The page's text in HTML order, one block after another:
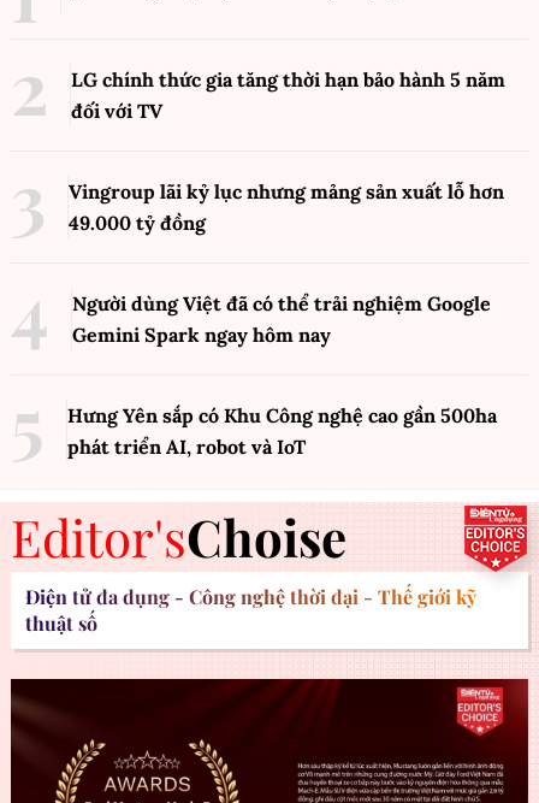
LG chính thức gia tăng thời hạn bảo hành 5 năm
đối với TV
Vingroup lãi kỷ lục nhưng mảng sản xuất lỗ hơn
49.000 tỷ đồng
Người dùng Việt đã có thể trải nghiệm Google
Gemini Spark ngay hôm nay
Hưng Yên sắp có Khu Công nghệ cao gần 500ha
phát triển AI, robot và IoT
Editor'sChoise
Điện tử đa dụng - Công nghệ thời đại - Thế giới kỹ
thuật số